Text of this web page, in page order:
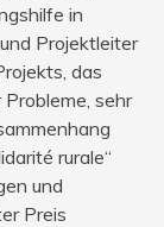
in
Projektleiter
das
sehr
rurale“
und
Preis